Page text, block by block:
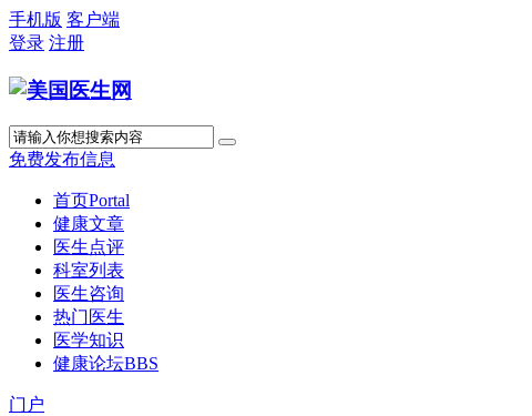
手机版 客户端
登录 注册
免费发布信息
首页Portal
健康文章
医生点评
科室列表
医生咨询
热门医生
医学知识
健康论坛BBS
门户